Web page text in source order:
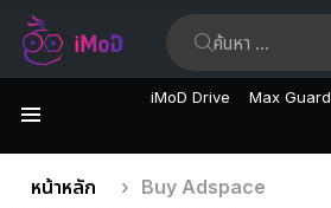
iMoD Drive Max Guard
คุณอยู่ที่นี่:
หน้าหลัก Buy Adspace